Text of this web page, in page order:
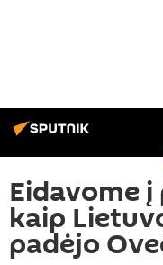
Eidavome
kaip
padėjo